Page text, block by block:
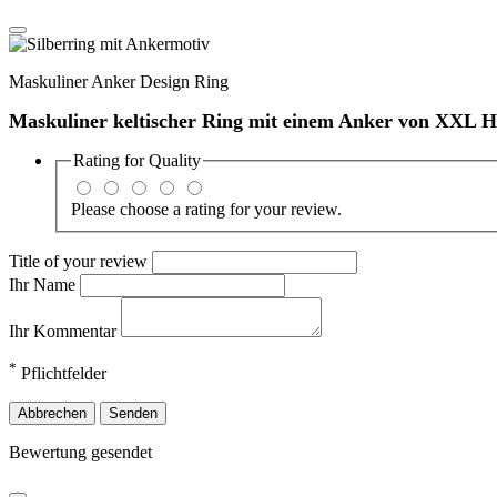
Maskuliner Anker Design Ring
Maskuliner keltischer Ring mit einem Anker von XXL
Rating forQuality
Please choose a rating for your review.
Title of your review
Ihr Name
Ihr Kommentar
* Pflichtfelder
Abbrechen Senden
Bewertung gesendet